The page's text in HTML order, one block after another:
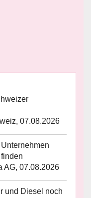
07.08.2026
AG, 07.08.2026
und Diesel noch